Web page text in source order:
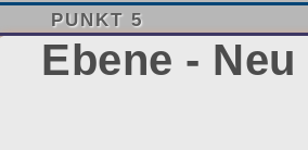
PUNKT 5
Ebene -